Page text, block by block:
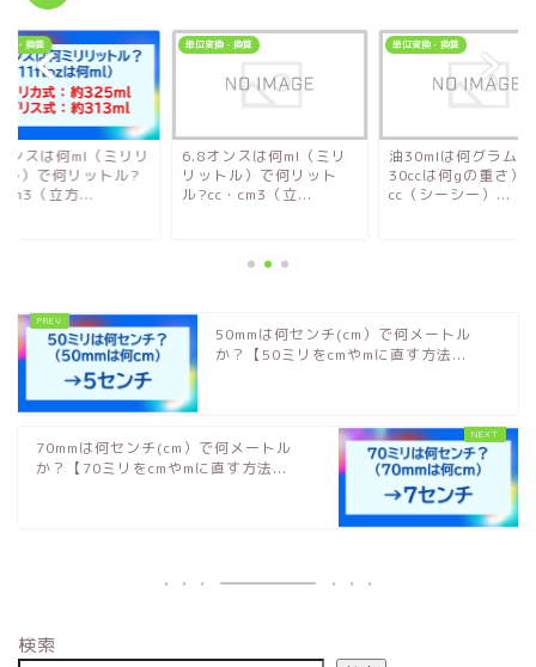
換・換算
ンスは何ml（ミリリ
ル）で何リットル?
cm3（立方...
単位変換・換算
6.8オンスは何ml（ミリ
リットル）で何リット
ル?cc・cm3（立...
単位変換・換算
油30mlは何グラム
30ccは何gの重さ）
cc（シーシー）...
50mmは何センチ(cm）で何メートル
か？【50ミリをcmやmに直す方法...
70mmは何センチ(cm）で何メートル
か？【70ミリをcmやmに直す方法...
検索